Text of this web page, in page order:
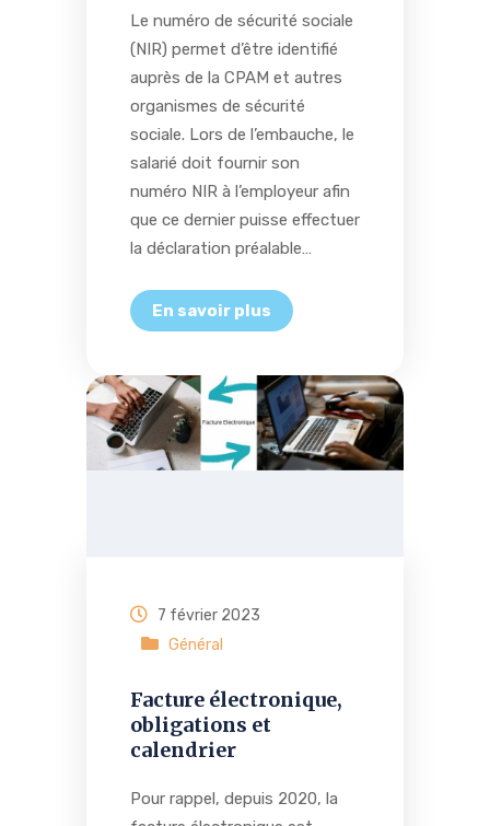
Le numéro de sécurité sociale
(NIR) permet d’être identifié
auprès de la CPAM et autres
organismes de sécurité
sociale. Lors de l’embauche, le
salarié doit fournir son
numéro NIR à l’employeur afin
que ce dernier puisse effectuer
la déclaration préalable…
7 février 2023
Général
Facture électronique,
obligations et
calendrier
Pour rappel, depuis 2020, la